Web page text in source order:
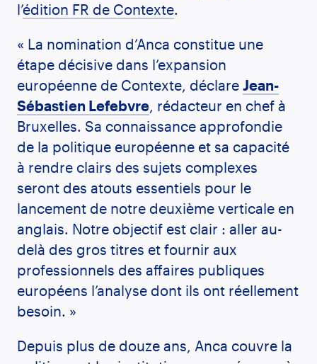
l’édition FR de Contexte.
« La nomination d’Anca constitue une
étape décisive dans l’expansion
européenne de Contexte, déclare Jean-
Sébastien Lefebvre , rédacteur en chef à
Bruxelles. Sa connaissance approfondie
de la politique européenne et sa capacité
à rendre clairs des sujets complexes
seront des atouts essentiels pour le
lancement de notre deuxième verticale en
anglais. Notre objectif est clair : aller au-
delà des gros titres et fournir aux
professionnels des affaires publiques
européens l’analyse dont ils ont réellement
besoin. »
Depuis plus de douze ans, Anca couvre la